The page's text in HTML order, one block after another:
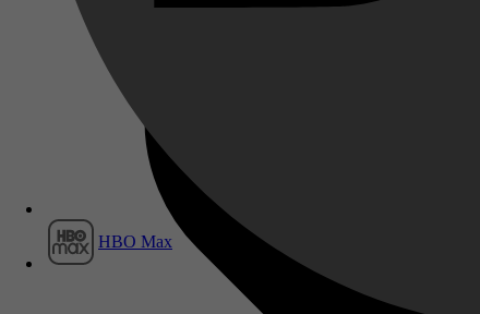
HBO Max